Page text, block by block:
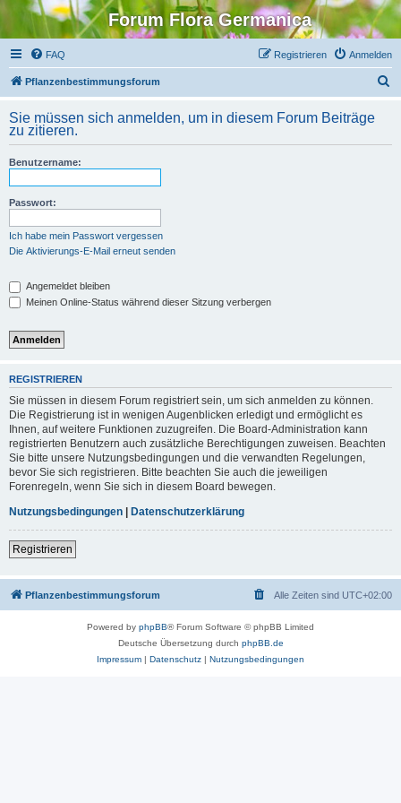
Forum Flora Germanica
FAQ Anmelden
Registrieren
Pflanzenbestimmungsforum
h
Sie müssen sich anmelden, um in diesem Forum Beiträge
zu zitieren.
Benutzername:
Passwort:
Ich habe mein Passwort vergessen
Die Aktivierungs-E-Mail erneut senden
Angemeldet bleiben
Meinen Online-Status während dieser Sitzung verbergen
REGISTRIEREN
Sie müssen in diesem Forum registriert sein, um sich anmelden zu können.
Die Registrierung ist in wenigen Augenblicken erledigt und ermöglicht es
Ihnen, auf weitere Funktionen zuzugreifen. Die Board-Administration kann
registrierten Benutzern auch zusätzliche Berechtigungen zuweisen. Beachten
Sie bitte unsere Nutzungsbedingungen und die verwandten Regelungen,
bevor Sie sich registrieren. Bitte beachten Sie auch die jeweiligen
Forenregeln, wenn Sie sich in diesem Board bewegen.
Nutzungsbedingungen | Datenschutzerklärung
Registrieren
Pflanzenbestimmungsforum Alle Zeiten sind UTC+02:00
Powered by phpBB® Forum Software © phpBB Limited
Deutsche Übersetzung durch phpBB.de
Impressum | Datenschutz | Nutzungsbedingungen